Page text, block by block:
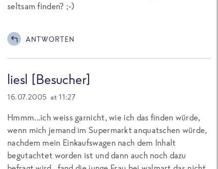
seltsam finden? ;-)
ANTWORTEN
liesl [Besucher]
16.07.2005 at 11:27
Hmmm...ich weiss garnicht, wie ich das finden würde,
wenn mich jemand im Supermarkt anquatschen würde,
nachdem mein Einkaufswagen nach dem Inhalt
begutachtet worden ist und dann auch noch dazu